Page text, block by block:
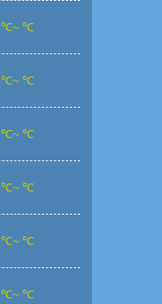
℃~ ℃
℃~ ℃
℃~ ℃
℃~ ℃
℃~ ℃
℃~ ℃